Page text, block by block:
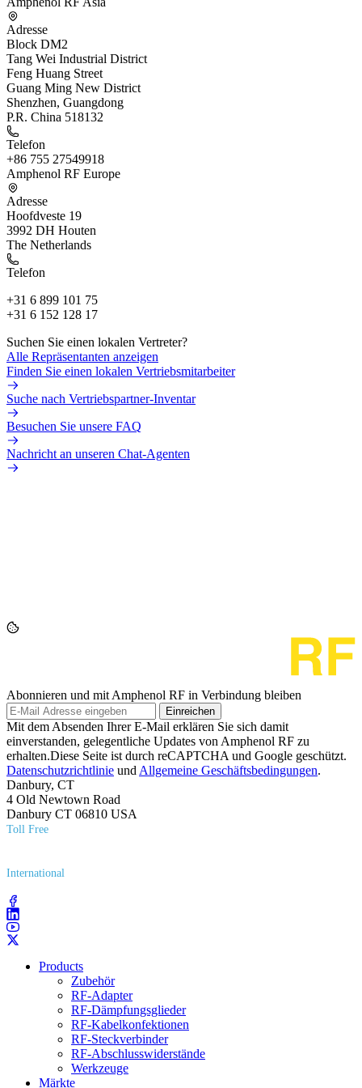
Adresse
Block DM2
Tang Wei Industrial District
Feng Huang Street
Guang Ming New District
Shenzhen, Guangdong
P.R. China 518132
Telefon
+86 755 27549918
Amphenol RF Europe
Adresse
Hoofdveste 19
3992 DH Houten
The Netherlands
Telefon
+31 6 899 101 75
+31 6 152 128 17
Suchen Sie einen lokalen Vertreter?
Alle Repräsentanten anzeigen
Finden Sie einen lokalen Vertriebsmitarbeiter
Suche nach Vertriebspartner-Inventar
Besuchen Sie unsere FAQ
Nachricht an unseren Chat-Agenten
Abonnieren und mit Amphenol RF in Verbindung bleiben
Einreichen
Mit dem Absenden Ihrer E-Mail erklären Sie sich damit
einverstanden, gelegentliche Updates von Amphenol RF zu
erhalten.Diese Seite ist durch reCAPTCHA und Google geschützt.
Datenschutzrichtlinie und Allgemeine Geschäftsbedingungen.
Danbury, CT
4 Old Newtown Road
Danbury CT 06810 USA
Toll Free
International
Products
Zubehör
RF-Adapter
RF-Dämpfungsglieder
RF-Kabelkonfektionen
RF-Steckverbinder
RF-Abschlusswiderstände
Werkzeuge
Märkte